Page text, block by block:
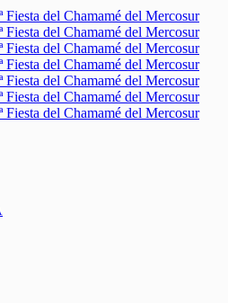
Fiesta del Chamamé del Mercosur
Fiesta del Chamamé del Mercosur
Fiesta del Chamamé del Mercosur
Fiesta del Chamamé del Mercosur
Fiesta del Chamamé del Mercosur
Fiesta del Chamamé del Mercosur
Fiesta del Chamamé del Mercosur